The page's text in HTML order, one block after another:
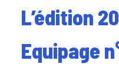
L’édition
Equipage